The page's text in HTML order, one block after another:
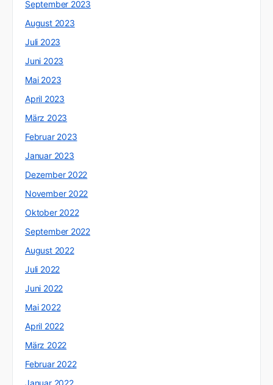
September 2023
August 2023
Juli 2023
Juni 2023
Mai 2023
April 2023
März 2023
Februar 2023
Januar 2023
Dezember 2022
November 2022
Oktober 2022
September 2022
August 2022
Juli 2022
Juni 2022
Mai 2022
April 2022
März 2022
Februar 2022